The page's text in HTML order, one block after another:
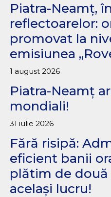
Piatra-Neamț,
reflectoarelor:
promovat la
emisiunea
1 august 2026
Piatra-Neamț
mondiali!
31 iulie 2026
Fără risipă:
eficient banii
plătim de
același lucru!